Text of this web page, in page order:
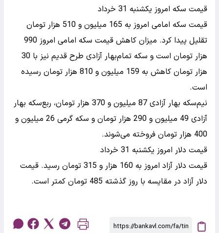
قیمت سکه امروز یکشنبه 31 خرداد
قیمت سکه امامی امروز به 165 میلیون و 510 هزار تومان
تقلیل پیدا کرد. میزان کاهش قیمت سکه امامی امروز 990
هزار تومان است و سکه تمام‌بهار آزادی طرح قدیم نیز با 30
هزار تومان کاهش به 159 میلیون و 810 هزار تومان رسیده
است.
نیم‌سکه بهار آزادی 87 میلیون و 370 هزار تومان، ربع‌سکه بهار
آزادی 49 میلیون و 290 هزار تومان و سکه گرمی 26 میلیون و
400 هزار تومان فروخته می‌شوند.
قیمت دلار امروز یکشنبه 31 خرداد
قیمت دلار آزاد امروز به 160 هزار و 315 تومان رسید. قیمت
دلار آزاد در مقایسه با روز گذشته 485 تومان کمتر است.